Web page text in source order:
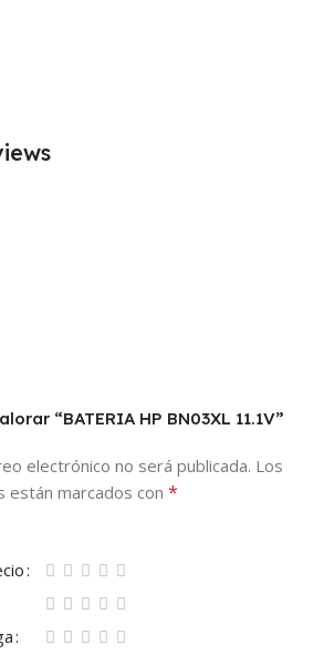
“BATERIA HP BN03XL 11.1V”
electrónico no será publicada. Los
están marcados con *